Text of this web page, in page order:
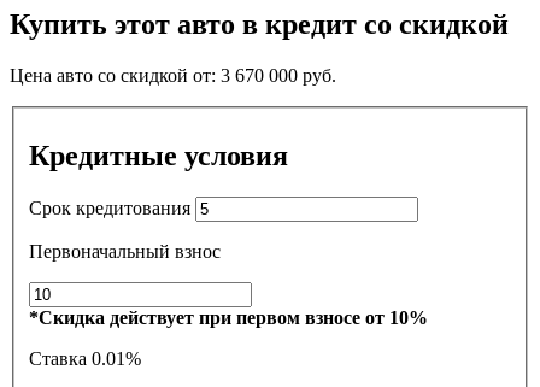
Купить этот авто в кредит со скидкой
Цена авто со скидкой от: 3 670 000 руб.
Кредитные условия
Срок кредитования
Первоначальный взнос
*Скидка действует при первом взносе от 10%
Ставка 0.01%